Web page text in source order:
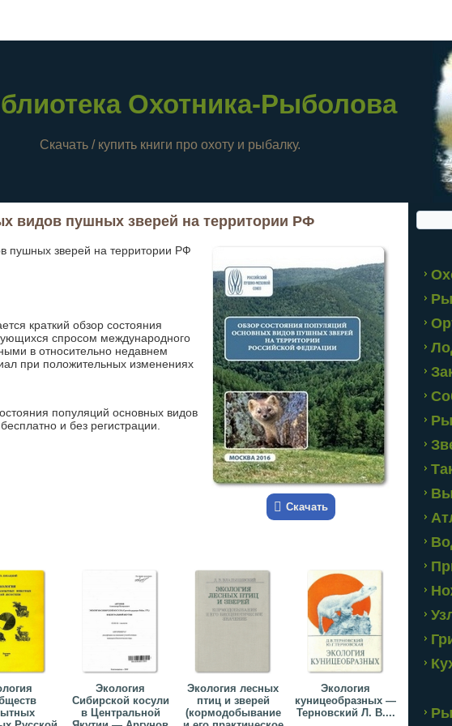
Охотника-Рыболова
Скачать / купить книги про охоту и рыбалку.
видов пушных зверей на территории РФ
Скачать
пушных зверей на территории РФ
краткий обзор состояния
спросом международного
в относительно недавнем
при положительных изменениях
популяций основных видов
и без регистрации.
Экология
Сибирской косули
в Центральной
Экология лесных
птиц и зверей
(кормодобывание
Экология
куницеобразных —
Терновский Л. В....